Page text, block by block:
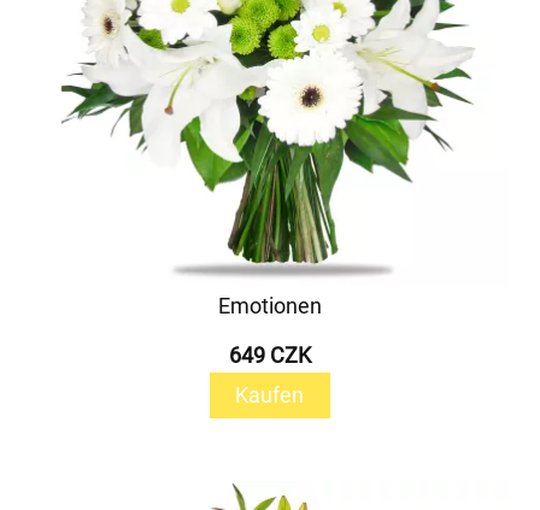
Emotionen
649 CZK
Kaufen